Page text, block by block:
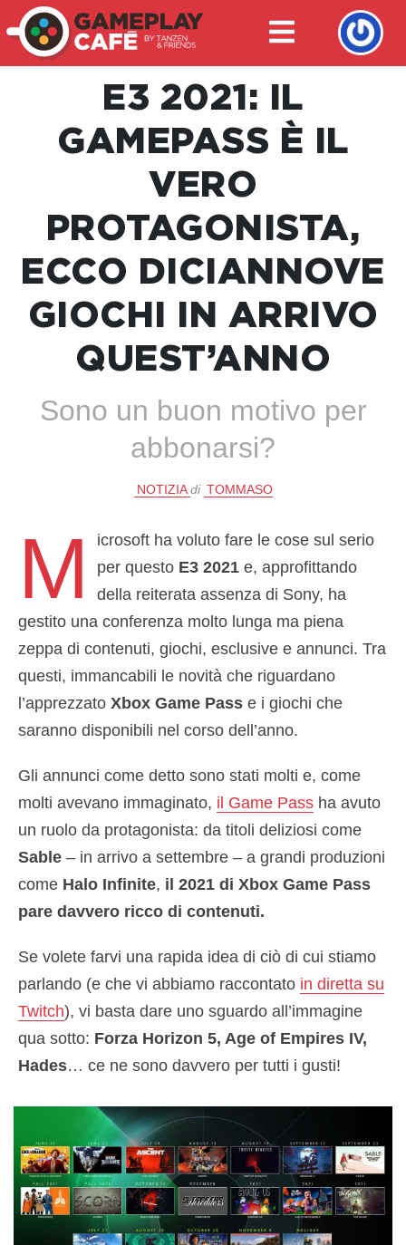
E3 2021: IL
GAMEPASS È IL
VERO
PROTAGONISTA,
ECCO DICIANNOVE
GIOCHI IN ARRIVO
QUEST’ANNO
Sono un buon motivo per
abbonarsi?
NOTIZIA di TOMMASO
M
icrosoft ha voluto fare le cose sul serio
per questo E3 2021 e, approfittando
della reiterata assenza di Sony, ha
gestito una conferenza molto lunga ma piena
zeppa di contenuti, giochi, esclusive e annunci. Tra
questi, immancabili le novità che riguardano
l’apprezzato Xbox Game Pass e i giochi che
saranno disponibili nel corso dell’anno.
Gli annunci come detto sono stati molti e, come
molti avevano immaginato, il Game Pass ha avuto
un ruolo da protagonista: da titoli deliziosi come
Sable – in arrivo a settembre – a grandi produzioni
come Halo Infinite, il 2021 di Xbox Game Pass
pare davvero ricco di contenuti.
Se volete farvi una rapida idea di ciò di cui stiamo
parlando (e che vi abbiamo raccontato in diretta su
Twitch), vi basta dare uno sguardo all’immagine
qua sotto: Forza Horizon 5, Age of Empires IV,
Hades… ce ne sono davvero per tutti i gusti!